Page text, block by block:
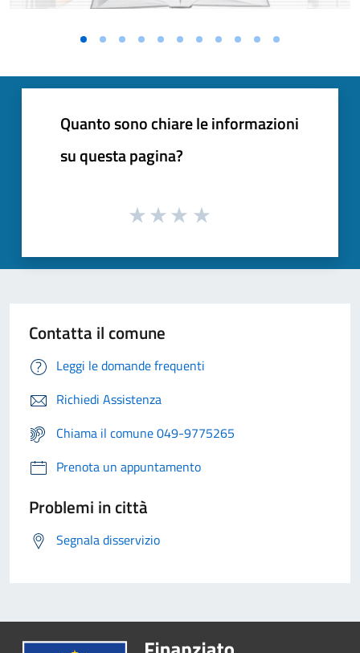
Quanto sono chiare le informazioni
su questa pagina?
Contatta il comune
Leggi le domande frequenti
Richiedi Assistenza
Chiama il comune 049-9775265
Prenota un appuntamento
Problemi in città
Segnala disservizio